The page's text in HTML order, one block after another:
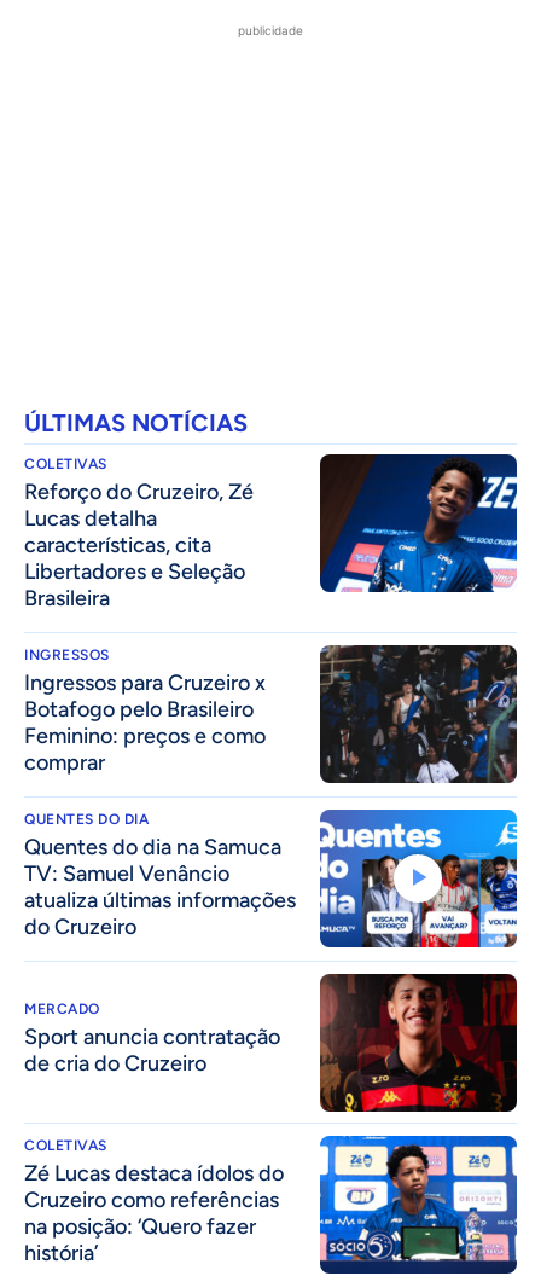
publicidade
ÚLTIMAS NOTÍCIAS
COLETIVAS
⁠Reforço do Cruzeiro, Zé
Lucas detalha
características, cita
Libertadores e Seleção
Brasileira
INGRESSOS
Ingressos para Cruzeiro x
Botafogo pelo Brasileiro
Feminino: preços e como
comprar
QUENTES DO DIA
Quentes do dia na Samuca
TV: Samuel Venâncio
atualiza últimas informações
do Cruzeiro
MERCADO
Sport anuncia contratação
de cria do Cruzeiro
COLETIVAS
Zé Lucas destaca ídolos do
Cruzeiro como referências
na posição: ‘Quero fazer
história’